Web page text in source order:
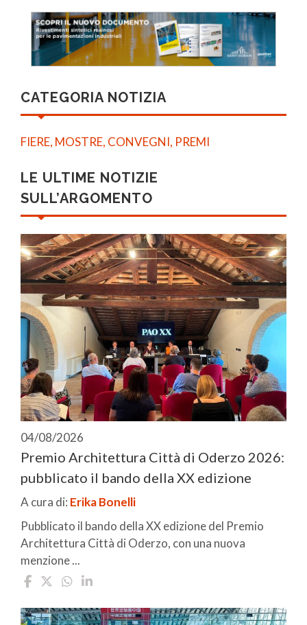
CATEGORIA NOTIZIA
FIERE, MOSTRE, CONVEGNI, PREMI
LE ULTIME NOTIZIE
SULL’ARGOMENTO
04/08/2026
Premio Architettura Città di Oderzo 2026:
pubblicato il bando della XX edizione
A cura di: Erika Bonelli
Pubblicato il bando della XX edizione del Premio
Architettura Città di Oderzo, con una nuova
menzione ...